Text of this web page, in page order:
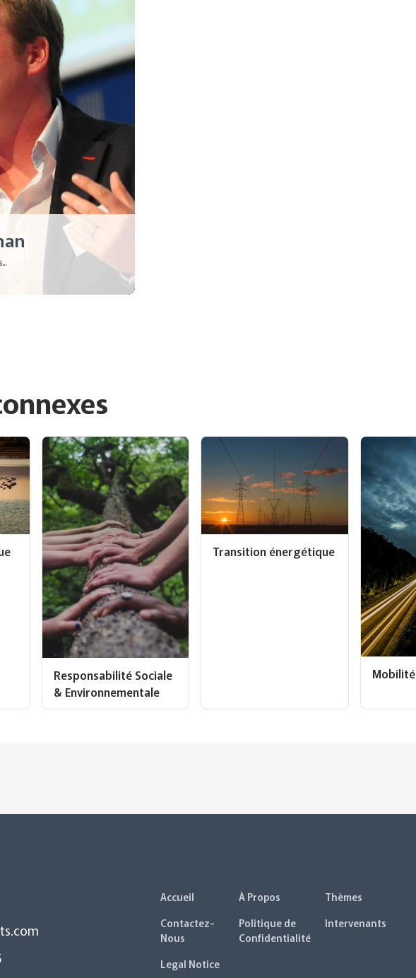
Responsabilité Sociale
& Environnementale
Transition énergétique
Mobilité
Accueil À Propos
Thèmes
Contactez-
Nous
Politique de
Confidentialité
Intervenants
Legal Notice